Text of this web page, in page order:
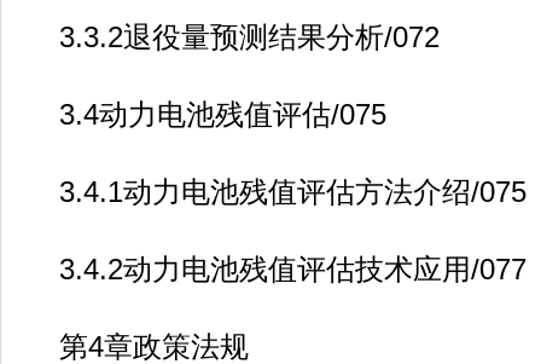
3.3.2退役量预测结果分析/072
3.4动力电池残值评估/075
3.4.1动力电池残值评估方法介绍/075
3.4.2动力电池残值评估技术应用/077
第4章政策法规